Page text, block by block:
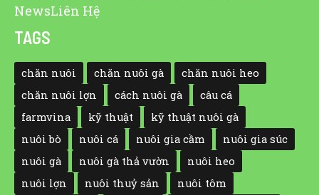
NewsLiên Hệ
TAGS
chăn nuôi chăn nuôi gà
chăn nuôi heo
chăn nuôi lợn
cách nuôi gà
câu cá
farmvina
kỹ thuật
kỹ thuật nuôi gà
nuôi bò
nuôi cá nuôi gia cầm
nuôi gia súc
nuôi gà
nuôi gà thả vườn
nuôi heo
nuôi lợn
nuôi thuỷ sản
nuôi tôm